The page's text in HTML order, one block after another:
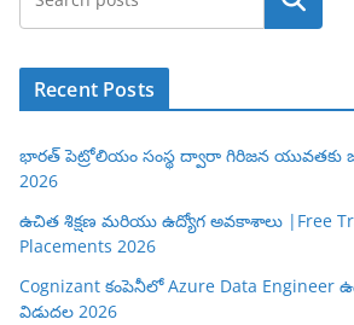
Recent Posts
భారత్ పెట్రోలియం సంస్థ ద్వారా గిరిజన యువతకు
2026
ఉచిత శిక్షణ మరియు ఉద్యోగ అవకాశాలు |Free
Placements 2026
Cognizant కంపెనీలో Azure Data
విడుదల 2026